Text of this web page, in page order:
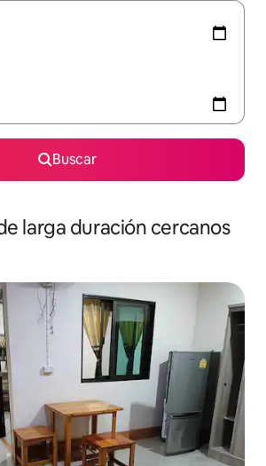
Buscar
larga duración cercanos